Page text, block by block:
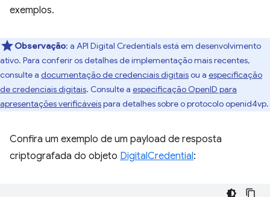
exemplos.
Observação: a API Digital Credentials está em desenvolvimento
ativo. Para conferir os detalhes de implementação mais recentes,
consulte a documentação de credenciais digitaisou a especificação
de credenciais digitais. Consulte a especificação OpenID para
apresentações verificáveispara detalhes sobre o protocolo openid4vp.
Confira um exemplo de um payload de resposta
criptografada do objeto DigitalCredential: